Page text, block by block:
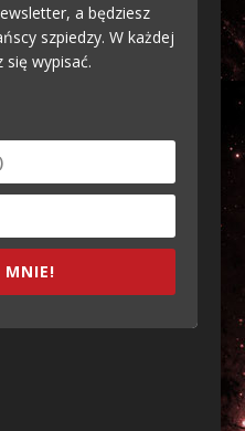
a będziesz
szpiedzy. W każdej
się wypisać.
MNIE!